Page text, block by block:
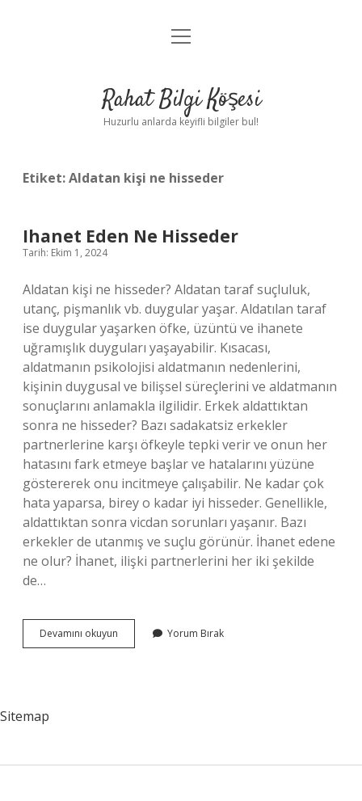
Anasayfa
Yasal Uyarı
menüyü
Rahat Bilgi Köşesi
Huzurlu anlarda keyifli bilgiler bul!
Etiket:Aldatan kişi ne hisseder
Ihanet Eden Ne Hisseder
Tarih: Ekim 1, 2024
Aldatan kişi ne hisseder? Aldatan taraf suçluluk,
utanç, pişmanlık vb. duygular yaşar. Aldatılan taraf
ise duygular yaşarken öfke, üzüntü ve ihanete
uğramışlık duyguları yaşayabilir. Kısacası,
aldatmanın psikolojisi aldatmanın nedenlerini,
kişinin duygusal ve bilişsel süreçlerini ve aldatmanın
sonuçlarını anlamakla ilgilidir. Erkek aldattıktan
sonra ne hisseder? Bazı sadakatsiz erkekler
partnerlerine karşı öfkeyle tepki verir ve onun her
hatasını fark etmeye başlar ve hatalarını yüzüne
göstererek onu incitmeye çalışabilir. Ne kadar çok
hata yaparsa, birey o kadar iyi hisseder. Genellikle,
aldattıktan sonra vicdan sorunları yaşanır. Bazı
erkekler de utanmış ve suçlu görünür. İhanet edene
ne olur? İhanet, ilişki partnerlerini her iki şekilde
de…
Devamını okuyun
Eden
Yorum Bırak
Sitemap